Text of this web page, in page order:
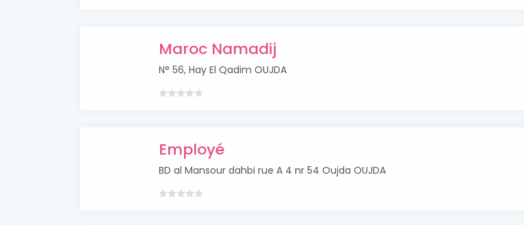
Maroc Namadij
N° 56, Hay El Qadim OUJDA
Employé
BD al Mansour dahbi rue A 4 nr 54 Oujda OUJDA